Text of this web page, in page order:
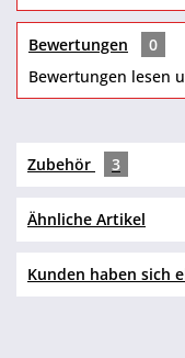
Bewertungen
0
Bewertungen lesen
Zubehör 3
Ähnliche Artikel
Kunden haben sich